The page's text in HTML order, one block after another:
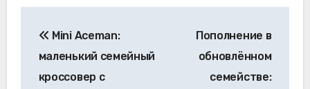
по
записям
Mini Aceman:
маленький семейный
кроссовер с
Пополнение в
обновлённом
семействе: